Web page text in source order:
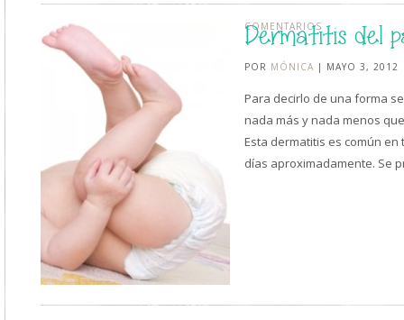
COMENTARIOS
Dermatitis del
POR MÓNICA | MAYO 3, 2012
Para decirlo de una forma
nada más y nada menos
Esta dermatitis es común
días aproximadamente. Se